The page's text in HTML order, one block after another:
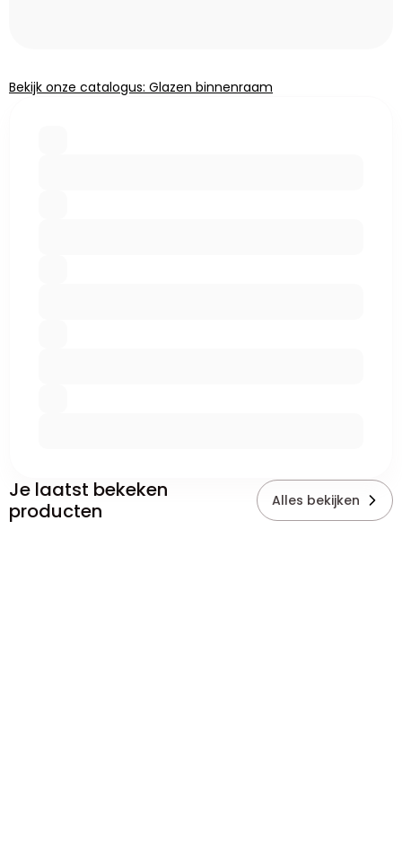
Bekijk onze catalogus: Glazen binnenraam
Je laatst bekeken
producten
Alles bekijken